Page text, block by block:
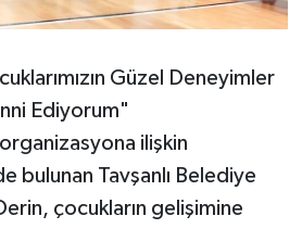
Güzel Deneyimler
Ediyorum"
ilişkin
bulunan Tavşanlı Belediye
çocukların gelişimine